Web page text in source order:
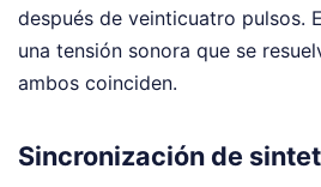
después de veinticuatro pulsos.
una tensión sonora que se
ambos coinciden.
Sincronización de